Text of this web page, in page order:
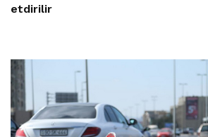
etdirilir